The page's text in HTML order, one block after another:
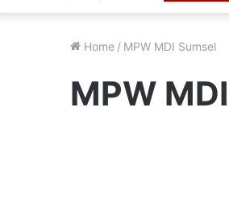
Home / MPW MDI Sumsel
MPW